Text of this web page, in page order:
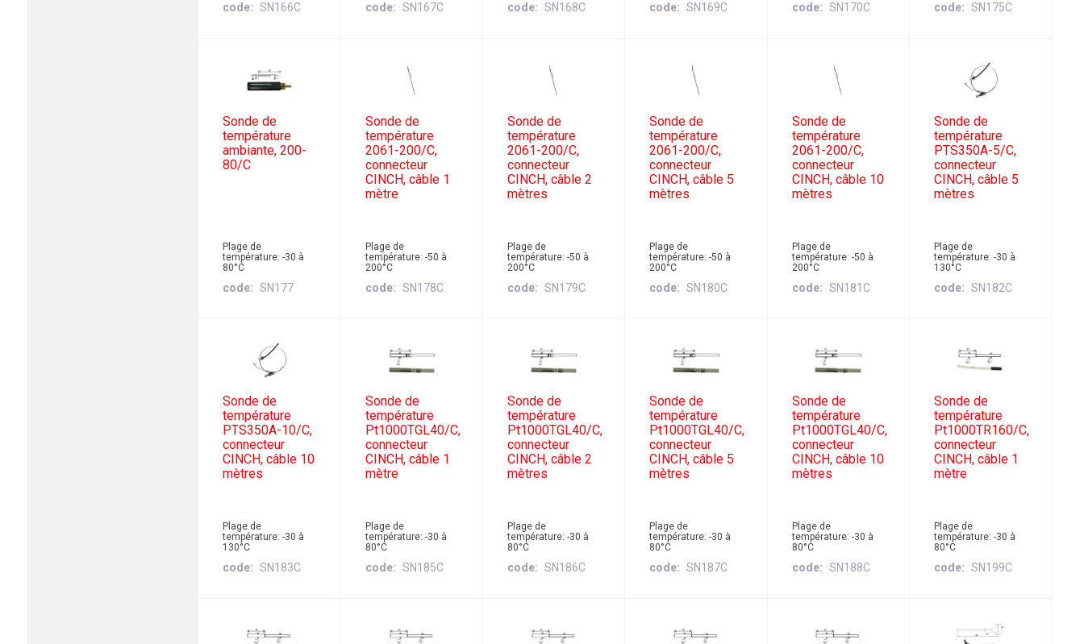
code SN166C code SN167C code SN168C code SN169C code SN170C code SN175C
Sonde de
température
ambiante, 200-
80/C
Plage de
température: -30 à
80°C
code SN177
Sonde de
température
2061-200/C,
connecteur
CINCH, câble 1
mètre
Plage de
température: -50 à
200°C
code SN178C
Sonde de
température
2061-200/C,
connecteur
CINCH, câble 2
mètres
Plage de
température: -50 à
200°C
code SN179C
Sonde de
température
2061-200/C,
connecteur
CINCH, câble 5
mètres
Plage de
température: -50 à
200°C
code SN180C
Sonde de
température
2061-200/C,
connecteur
CINCH, câble 10
mètres
Plage de
température: -50 à
200°C
code SN181C
Sonde de
température
PTS350A-5/C,
connecteur
CINCH, câble 5
mètres
Plage de
température: -30 à
130°C
code SN182C
Sonde de
température
PTS350A-10/C,
connecteur
CINCH, câble 10
mètres
Plage de
température: -30 à
130°C
code SN183C
Sonde de
température
Pt1000TGL40/C,
connecteur
CINCH, câble 1
mètre
Plage de
température: -30 à
80°C
code SN185C
Sonde de
température
Pt1000TGL40/C,
connecteur
CINCH, câble 2
mètres
Plage de
température: -30 à
80°C
code SN186C
Sonde de
température
Pt1000TGL40/C,
connecteur
CINCH, câble 5
mètres
Plage de
température: -30 à
80°C
code SN187C
Sonde de
température
Pt1000TGL40/C,
connecteur
CINCH, câble 10
mètres
Plage de
température: -30 à
80°C
code SN188C
Sonde de
température
Pt1000TR160/C,
connecteur
CINCH, câble 1
mètre
Plage de
température: -30 à
80°C
code SN199C